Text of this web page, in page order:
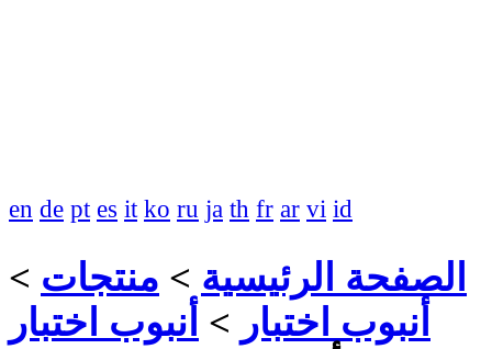
en de pt es it ko ru ja th fr ar vi id
الصفحة الرئيسية > منتجات >
أنبوب اختبار > أنبوب اختبار